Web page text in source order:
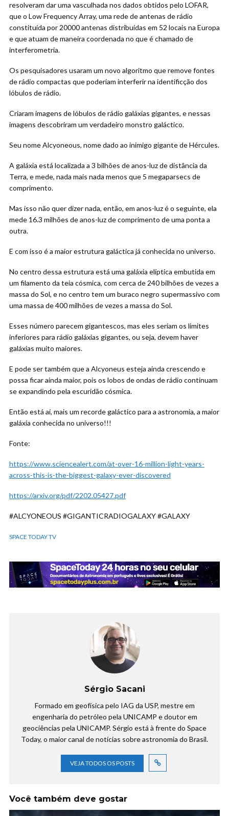
resolveram dar uma vasculhada nos dados obtidos pelo LOFAR,
que o Low Frequency Array, uma rede de antenas de rádio
constituída por 20000 antenas distribuídas em 52 locais na Europa
e que atuam de maneira coordenada no que é chamado de
interferometria.
Os pesquisadores usaram um novo algoritmo que remove fontes
de rádio compactas que poderiam interferir na identificção dos
lóbulos de rádio.
Criaram imagens de lóbulos de rádio galáxias gigantes, e nessas
imagens descobriram um verdadeiro monstro galáctico.
Seu nome Alcyoneous, nome dado ao inimigo gigante de Hércules.
A galáxia está localizada a 3 bilhões de anos-luz de distância da
Terra, e mede, nada mais nada menos que 5 megaparsecs de
comprimento.
Mas isso não quer dizer nada, então, em anos-luz é o seguinte, ela
mede 16.3 milhões de anos-luz de comprimento de uma ponta a
outra.
E com isso é a maior estrutura galáctica já conhecida no universo.
No centro dessa estrutura está uma galáxia elíptica embutida em
um filamento da teia cósmica, com cerca de 240 bilhões de vezes a
massa do Sol, e no centro tem um buraco negro supermassivo com
uma massa de 400 milhões de vezes a massa do Sol.
Esses número parecem gigantescos, mas eles seriam os limites
inferiores para rádio galáxias gigantes, ou seja, devem haver
galáxias muito maiores.
E pode ser também que a Alcyoneus esteja ainda crescendo e
possa ficar ainda maior, pois os lobos de ondas de rádio continuam
se expandindo pela escuridão cósmica.
Então está aí, mais um recorde galáctico para a astronomia, a maior
galáxia conhecida no universo!!!
Fonte:
https://www.sciencealert.com/at-over-16-million-light-years-
across-this-is-the-biggest-galaxy-ever-discovered
https://arxiv.org/pdf/2202.05427.pdf
#ALCYONEOUS #GIGANTICRADIOGALAXY #GALAXY
SPACE TODAY TV
Sérgio Sacani
Formado em geofísica pelo IAG da USP, mestre em
engenharia do petróleo pela UNICAMP e doutor em
geociências pela UNICAMP. Sérgio está à frente do Space
Today, o maior canal de notícias sobre astronomia do Brasil.
VEJA TODOS OS POSTS
Você também deve gostar